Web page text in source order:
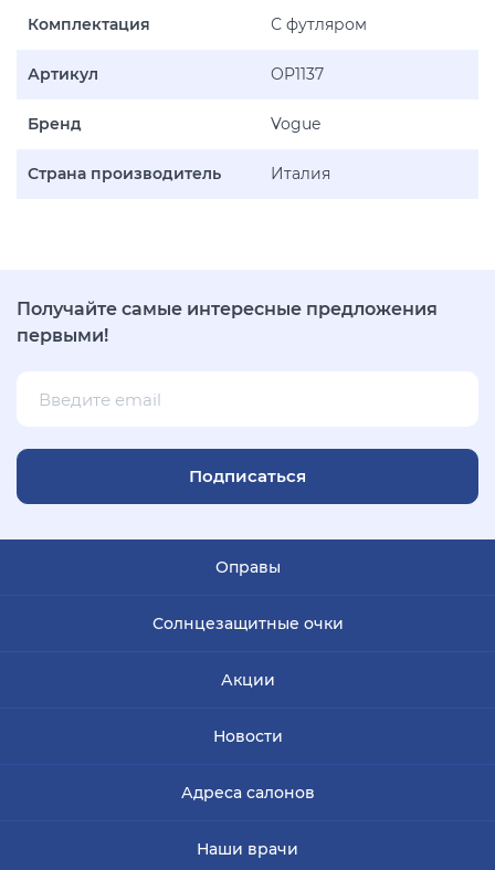
Комплектация С футляром
Артикул OP1137
Бренд Vogue
Страна производитель Италия
Получайте самые интересные предложения
первыми!
Подписаться
Оправы
Солнцезащитные очки
Акции
Новости
Адреса салонов
Наши врачи